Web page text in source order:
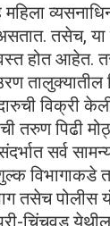
तसेच, या
होत आहेत.
तालुक्यातील
विक्री
तरुण पिढी
सर्व
विभागाकडे
तसेच पोलीस
चिंचवड